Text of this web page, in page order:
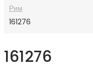
Рим
161276
161276